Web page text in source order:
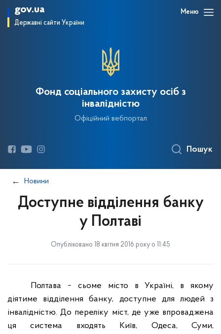
gov.ua
Державні сайти України
Меню
Фонд соціального захисту осіб з
інвалідністю
Офіційний вебпортал
Пошук
Новини
Доступне відділення банку
у Полтаві
Опубліковано 18 квітня 2016 року о 11:45
Полтава − сьоме місто в Україні, в якому
діятиме відділення банку, доступне для людей з
інвалідністю. До переліку міст, де уже впроваджена
ця система входять Київ, Одеса, Суми,